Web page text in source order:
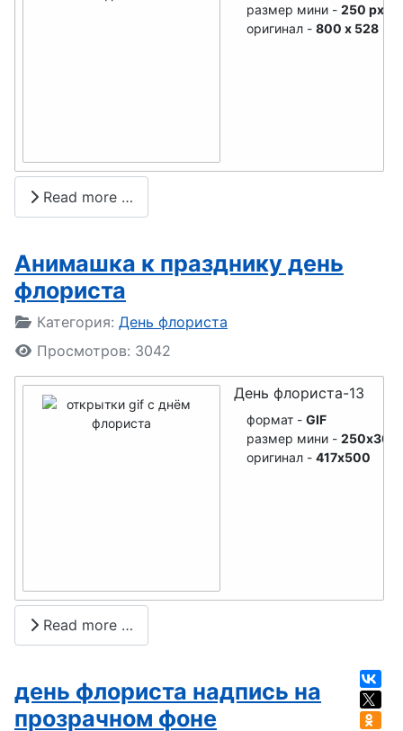
День
акушерки
водолаза
День радио
День
медсестры
День
фрилансера
фармацевта
размер мини - 250 px
оригинал - 800 x 528
Read more …
Анимашка к празднику день
флориста
Подробности
Категория: День флориста
Просмотров: 3042
День флориста-13
формат - GIF
размер мини - 250x300
оригинал - 417x500
Read more …
день флориста надпись на
прозрачном фоне